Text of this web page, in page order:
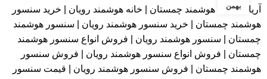
بهمن